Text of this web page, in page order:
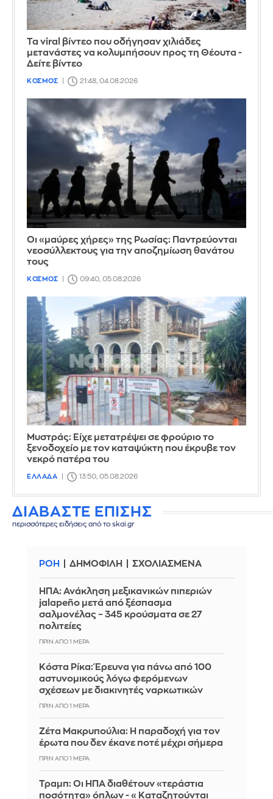
Τα viral βίντεο που οδήγησαν χιλιάδες
μετανάστες να κολυμπήσουν προς τη Θέουτα -
Δείτε βίντεο
ΚΟΣΜΟΣ 21:48, 04.08.2026
Οι «μαύρες χήρες» της Ρωσίας: Παντρεύονται
νεοσύλλεκτους για την αποζημίωση θανάτου
τους
ΚΟΣΜΟΣ 09:40, 05.08.2026
Mυστράς: Είχε μετατρέψει σε φρούριο το
ξενοδοχείο με τον καταψύκτη που έκρυβε τον
νεκρό πατέρα του
ΕΛΛΑΔΑ 13:50, 05.08.2026
ΔΙΑΒΑΣΤΕ ΕΠΙΣΗΣ
περισσότερες ειδήσεις από το skai.gr
ΡΟΗ ΔΗΜΟΦΙΛΗ ΣΧΟΛΙΑΣΜΕΝΑ
ΗΠΑ: Ανάκληση μεξικανικών πιπεριών
jalapeño μετά από ξέσπασμα
σαλμονέλας – 345 κρούσματα σε 27
πολιτείες
ΠΡΙΝ ΑΠΌ 1 ΜΈΡΑ
Κόστα Ρίκα: Έρευνα για πάνω από 100
αστυνομικούς λόγω φερόμενων
σχέσεων με διακινητές ναρκωτικών
ΠΡΙΝ ΑΠΌ 1 ΜΈΡΑ
Ζέτα Μακρυπούλια: Η παραδοχή για τον
έρωτα που δεν έκανε ποτέ μέχρι σήμερα
ΠΡΙΝ ΑΠΌ 1 ΜΈΡΑ
Τραμπ: Οι ΗΠΑ διαθέτουν «τεράστια
ποσότητα» όπλων - «Καταζητούνται